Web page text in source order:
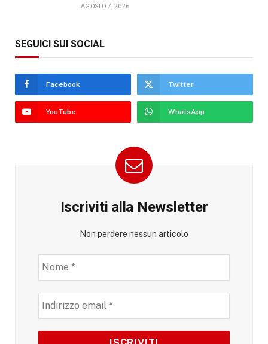
AGOSTO 7, 2026
SEGUICI SUI SOCIAL
Facebook Twitter
YouTube WhatsApp
Iscriviti alla Newsletter
Non perdere nessun articolo